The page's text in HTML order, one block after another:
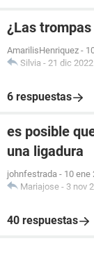
¿Las
AmarilisHenriquez -
Silvia - 21 dic
6 respuestas
es posible
una ligadura
johnfestrada - 10 ene
Mariajose - 3 nov
40 respuestas